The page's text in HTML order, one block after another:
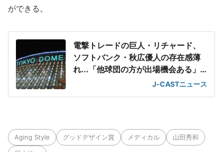
ができる。
電撃トレードの巨人・リチャード、
ソフトバンク・秋広優人の存在感薄
れ...「他球団の方が出場機会ある」
J-CASTニュース
Aging Style グッドデザイン賞 メディカル 山田秀和